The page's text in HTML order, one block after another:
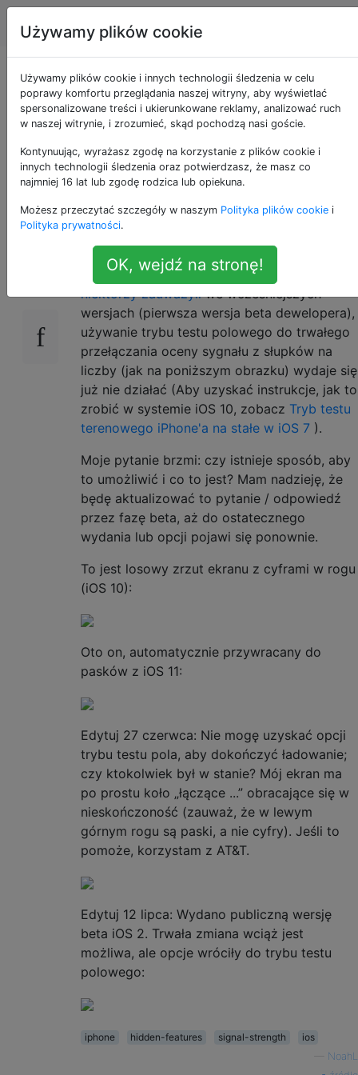
Apple Tagi
Odczyt stałego
sygnału w trybie
testu polowego iOS
11
Dzisiaj firma Apple wydała pierwszą
publiczną wersję beta systemu iOS 11. Jak
niektórzy zauważyliwe wcześniejszych
wersjach (pierwsza wersja beta dewelopera),
używanie trybu testu polowego do trwałego
przełączania oceny sygnału z słupków na
liczby (jak na poniższym obrazku) wydaje się
już nie działać (Aby uzyskać instrukcje, jak to
zrobić w systemie iOS 10, zobacz Tryb testu
terenowego iPhone'a na stałe w iOS 7 ).
Moje pytanie brzmi: czy istnieje sposób, aby
to umożliwić i co to jest? Mam nadzieję, że
będę aktualizować to pytanie / odpowiedź
przez fazę beta, aż do ostatecznego
wydania lub opcji pojawi się ponownie.
To jest losowy zrzut ekranu z cyframi w rogu
(iOS 10):
Oto on, automatycznie przywracany do
pasków z iOS 11:
Edytuj 27 czerwca: Nie mogę uzyskać opcji
trybu testu pola, aby dokończyć ładowanie;
czy ktokolwiek był w stanie? Mój ekran ma
po prostu koło „łączące ...” obracające się w
nieskończoność (zauważ, że w lewym
górnym rogu są paski, a nie cyfry). Jeśli to
pomoże, korzystam z AT&T.
Edytuj 12 lipca: Wydano publiczną wersję
beta iOS 2. Trwała zmiana wciąż jest
możliwa, ale opcje wróciły do ​​trybu testu
polowego:
iphone hidden-features signal-strength
ios
NoahL
Używamy plików cookie
Używamy plików cookie i innych technologii śledzenia w celu
poprawy komfortu przeglądania naszej witryny, aby wyświetlać
spersonalizowane treści i ukierunkowane reklamy, analizować ruch
w naszej witrynie, i zrozumieć, skąd pochodzą nasi goście.
Kontynuując, wyrażasz zgodę na korzystanie z plików cookie i
innych technologii śledzenia oraz potwierdzasz, że masz co
najmniej 16 lat lub zgodę rodzica lub opiekuna.
Możesz przeczytać szczegóły w naszym Polityka plików cookie i
Polityka prywatności.
OK, wejdź na stronę!